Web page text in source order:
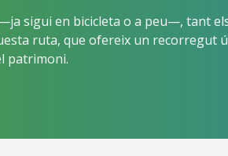
sigui en bicicleta o a peu—, tant
ruta, que ofereix un recorregut
patrimoni.